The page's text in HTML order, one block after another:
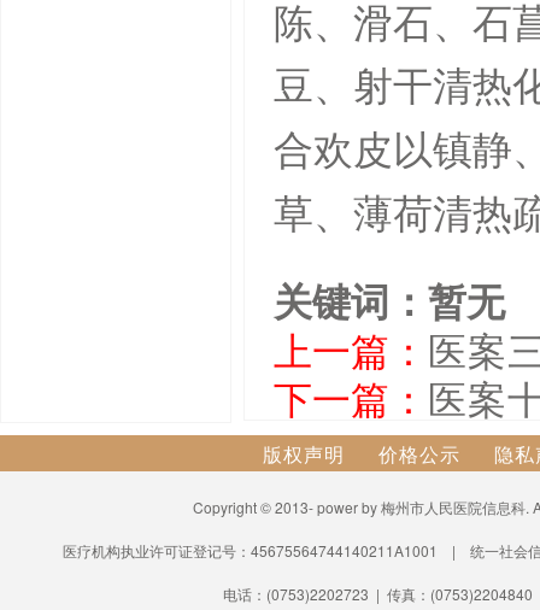
陈、滑石、石
豆、射干清热
合欢皮以镇静
草、薄荷清热
关键词：暂无
上一篇： 医案
下一篇： 医案
版权声明 价格公示 隐
Copyright © 2013- power by 梅州市人民医院信息科
医疗机构执业许可证登记号：45675564744140211A1001 | 统一社会
电话：(0753)2202723 | 传真：